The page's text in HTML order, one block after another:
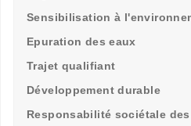
Sensibilisation à
Epuration des eaux
Trajet qualifiant
Développement durable
Responsabilité sociétale